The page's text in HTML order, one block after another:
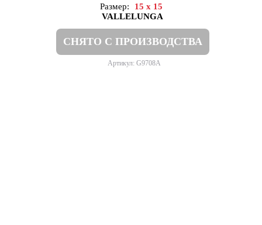
Размер:
15 x 15
VALLELUNGA
СНЯТО С ПРОИЗВОДСТВА
Артикул: G9708A